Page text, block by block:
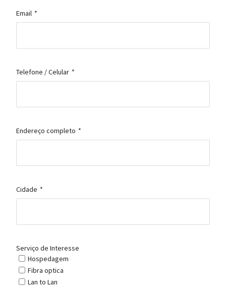
Email *
Telefone / Celular *
Endereço completo *
Cidade *
Serviço de Interesse
Hospedagem
Fibra optica
Lan to Lan